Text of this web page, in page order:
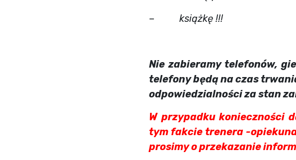
– książkę !!!
Nie zabieramy telefonów,
telefony będą na czas
odpowiedzialności za stan
W przypadku konieczności
tym fakcie trenera -
prosimy o przekazanie